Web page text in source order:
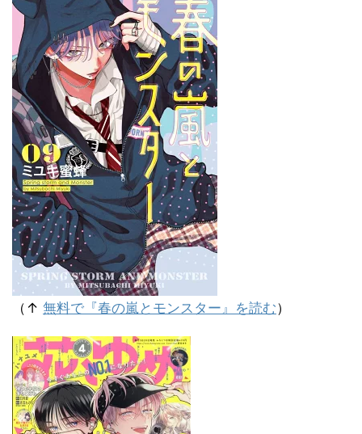
（↑ 無料で『春の嵐とモンスター』を読む）